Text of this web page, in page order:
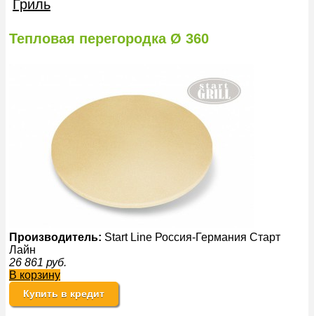
Гриль
Тепловая перегородка Ø 360
Производитель: Start Line Россия-Германия Старт
Лайн
26 861 руб.
В корзину
Купить в кредит